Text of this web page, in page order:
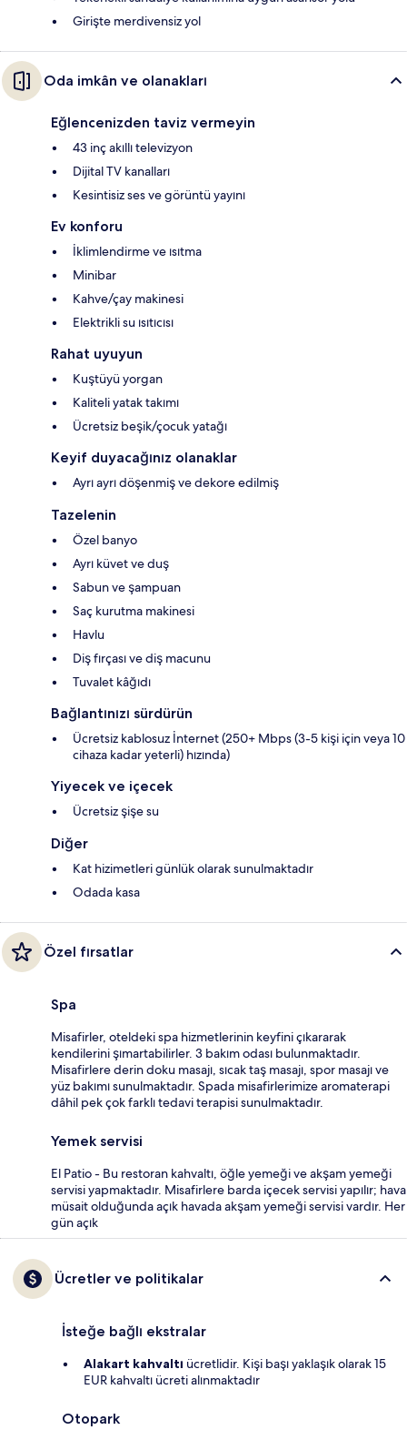
Girişte merdivensiz yol
Oda imkân ve olanakları
Eğlencenizden taviz vermeyin
43 inç akıllı televizyon
Dijital TV kanalları
Kesintisiz ses ve görüntü yayını
Ev konforu
İklimlendirme ve ısıtma
Minibar
Kahve/çay makinesi
Elektrikli su ısıtıcısı
Rahat uyuyun
Kuştüyü yorgan
Kaliteli yatak takımı
Ücretsiz beşik/çocuk yatağı
Keyif duyacağınız olanaklar
Ayrı ayrı döşenmiş ve dekore edilmiş
Tazelenin
Özel banyo
Ayrı küvet ve duş
Sabun ve şampuan
Saç kurutma makinesi
Havlu
Diş fırçası ve diş macunu
Tuvalet kâğıdı
Bağlantınızı sürdürün
Ücretsiz kablosuz İnternet (250+ Mbps (3-5 kişi için veya 10
cihaza kadar yeterli) hızında)
Yiyecek ve içecek
Ücretsiz şişe su
Diğer
Kat hizimetleri günlük olarak sunulmaktadır
Odada kasa
Özel fırsatlar
Spa
Misafirler, oteldeki spa hizmetlerinin keyfini çıkararak
kendilerini şımartabilirler. 3 bakım odası bulunmaktadır.
Misafirlere derin doku masajı, sıcak taş masajı, spor masajı ve
yüz bakımı sunulmaktadır. Spada misafirlerimize aromaterapi
dâhil pek çok farklı tedavi terapisi sunulmaktadır.
Yemek servisi
El Patio - Bu restoran kahvaltı, öğle yemeği ve akşam yemeği
servisi yapmaktadır. Misafirlere barda içecek servisi yapılır; hava
müsait olduğunda açık havada akşam yemeği servisi vardır. Her
gün açık
Ücretler ve politikalar
İsteğe bağlı ekstralar
Alakart kahvaltı ücretlidir. Kişi başı yaklaşık olarak 15
EUR kahvaltı ücreti alınmaktadır
Otopark